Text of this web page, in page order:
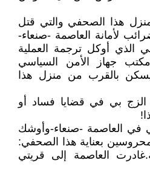
هذا الصحفي والتي قتل
لأمانة العاصمة -صنعاء-
الذي أوكل ترجمة العملية
جهاز الأمن السياسي
بالقرب من منزل هذا
بي في قضايا فساد أو
في العاصمة -صنعاء-وأوشك
بعناية هذا الصحفي:
العاصمة إلى قريتي